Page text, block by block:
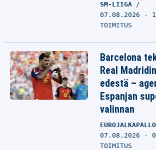
SM-LIIGA
07.08.2026 -
TOIMITUS
Barcelona
Real
edestä –
Espanjan
valinnan
EUROJALKAPALLO
07.08.2026 -
TOIMITUS